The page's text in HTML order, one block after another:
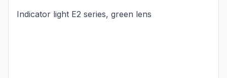
Indicator light E2 series, green lens